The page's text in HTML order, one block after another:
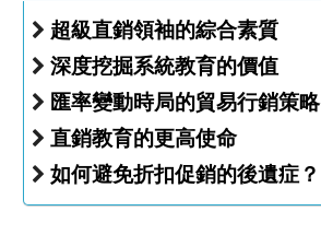
超級直銷領袖的綜合素質
深度挖掘系統教育的價值
匯率變動時局的貿易行銷策略
直銷教育的更高使命
如何避免折扣促銷的後遺症？